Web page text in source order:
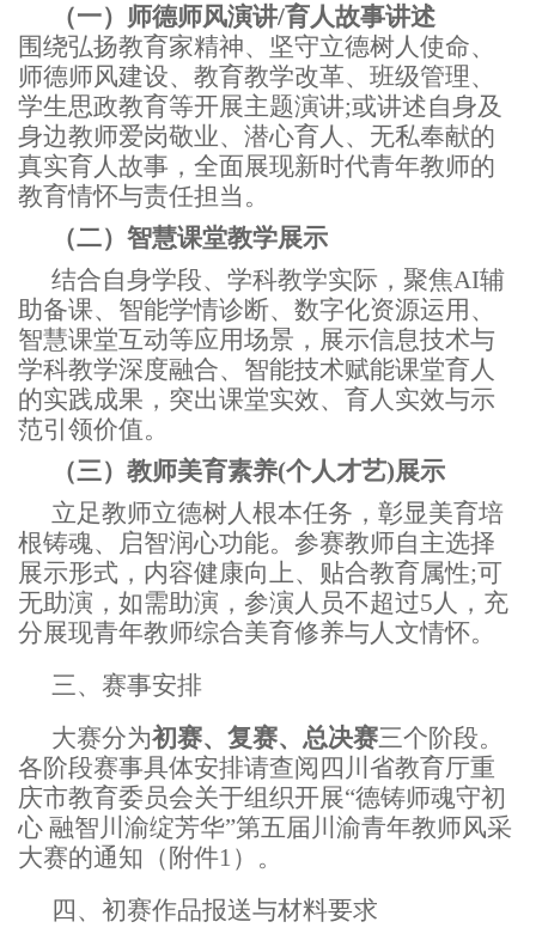
（一） 师德师风演讲/育人故事讲述
围绕弘扬教育家精神、坚守立德树人使命、
师德师风建设、教育教学改革、班级管理、
学生思政教育等开展主题演讲;或讲述自身及
身边教师爱岗敬业、潜心育人、无私奉献的
真实育人故事，全面展现新时代青年教师的
教育情怀与责任担当。
（二） 智慧课堂教学展示
结合自身学段、学科教学实际，聚焦AI辅
助备课、智能学情诊断、数字化资源运用、
智慧课堂互动等应用场景，展示信息技术与
学科教学深度融合、智能技术赋能课堂育人
的实践成果，突出课堂实效、育人实效与示
范引领价值。
（三） 教师美育素养(个人才艺)展示
立足教师立德树人根本任务，彰显美育培
根铸魂、启智润心功能。参赛教师自主选择
展示形式，内容健康向上、贴合教育属性;可
无助演，如需助演，参演人员不超过5人，充
分展现青年教师综合美育修养与人文情怀。
三、 赛事安排
大赛分为初赛、复赛、总决赛三个阶段。
各阶段赛事具体安排请查阅四川省教育厅重
庆市教育委员会关于组织开展“德铸师魂守初
心 融智川渝绽芳华”第五届川渝青年教师风采
大赛的通知（附件1）。
四、 初赛作品报送与材料要求